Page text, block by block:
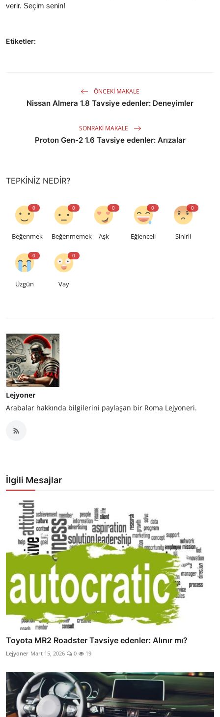
verir. Seçim senin!
Etiketler:
ÖNCEKI MAKALE
Nissan Almera 1.8 Tavsiye edenler: Deneyimler
SONRAKI MAKALE
Proton Gen-2 1.6 Tavsiye edenler: Arızalar
TEPKINIZ NEDIR?
0
Beğenmek
0
Beğenmemek
0
Aşk
0
Eğlenceli
0
Sinirli
0
Üzgün
0
Vay
Lejyoner
Arabalar hakkında bilgilerini paylaşan bir Roma Lejyoneri.
İlgili Mesajlar
Toyota MR2 Roadster Tavsiye edenler: Alınır mı?
Lejyoner Mart 15, 2026 0 19